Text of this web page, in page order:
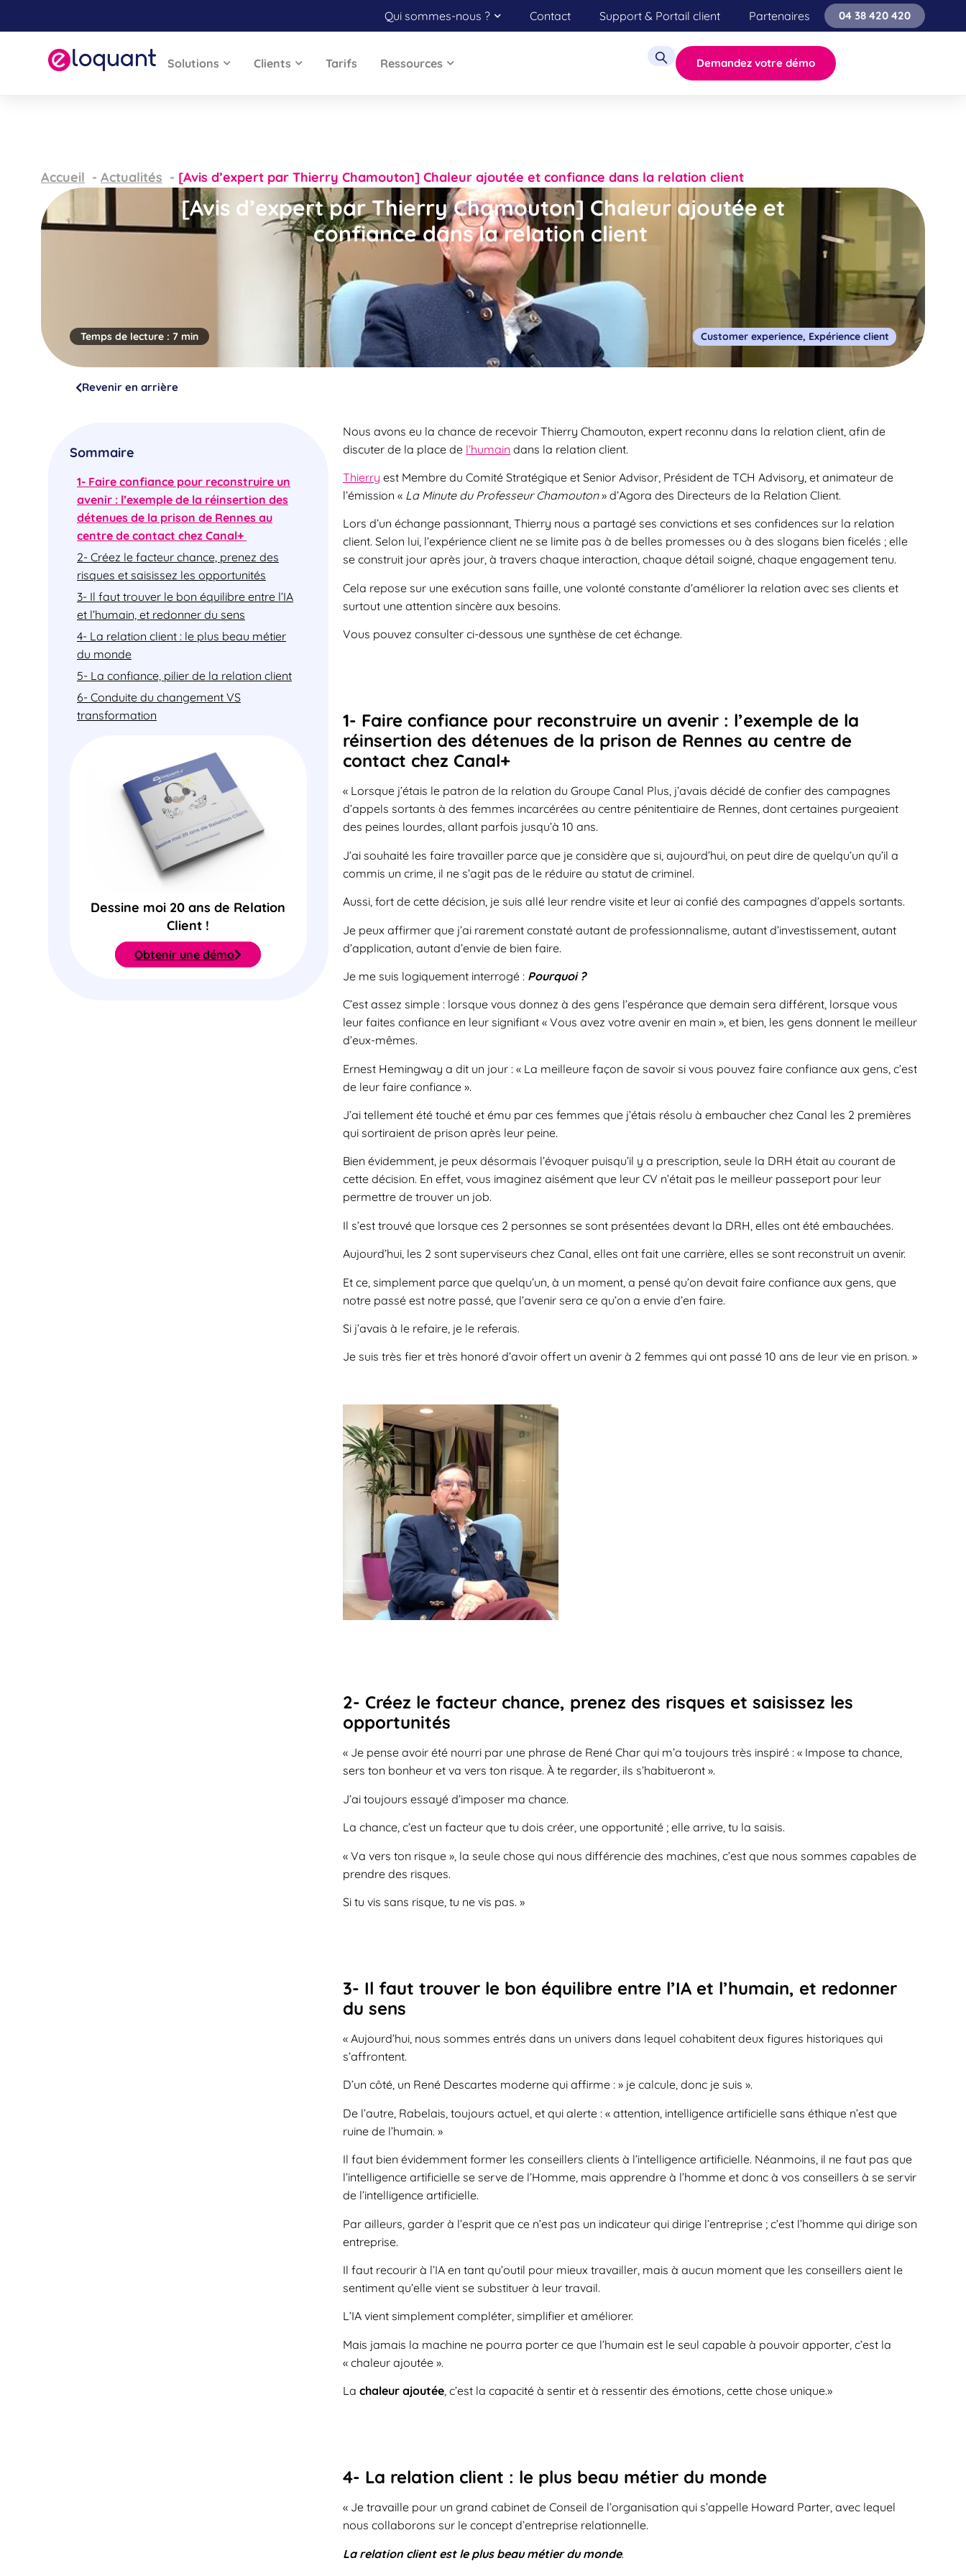
Qui sommes-nous ? Contact Support & Portail client Partenaires 04 38 420 420
Solutions Clients Tarifs Ressources Demandez votre démo
Accueil Actualités [Avis d’expert par Thierry Chamouton] Chaleur ajoutée et confiance dans la relation client
[Avis d’expert par Thierry Chamouton] Chaleur ajoutée et
confiance dans la relation client
Temps de lecture : 7 min Customer experience, Expérience client
Revenir en arrière
Sommaire
1- Faire confiance pour reconstruire un
avenir : l’exemple de la réinsertion des
détenues de la prison de Rennes au
centre de contact chez Canal+
2- Créez le facteur chance, prenez des
risques et saisissez les opportunités
3- Il faut trouver le bon équilibre entre l’IA
et l’humain, et redonner du sens
4- La relation client : le plus beau métier
du monde
5- La confiance, pilier de la relation client
6- Conduite du changement VS
transformation
Dessine moi 20 ans de Relation
Client !
Obtenir une démo
Nous avons eu la chance de recevoir Thierry Chamouton, expert reconnu dans la relation client, afin de
discuter de la place de l’humain dans la relation client.
Thierry est Membre du Comité Stratégique et Senior Advisor, Président de TCH Advisory, et animateur de
l’émission « La Minute du Professeur Chamouton» d’Agora des Directeurs de la Relation Client.
Lors d’un échange passionnant, Thierry nous a partagé ses convictions et ses confidences sur la relation
client. Selon lui, l’expérience client ne se limite pas à de belles promesses ou à des slogans bien ficelés ; elle
se construit jour après jour, à travers chaque interaction, chaque détail soigné, chaque engagement tenu.
Cela repose sur une exécution sans faille, une volonté constante d’améliorer la relation avec ses clients et
surtout une attention sincère aux besoins.
Vous pouvez consulter ci-dessous une synthèse de cet échange.
1- Faire confiance pour reconstruire un avenir : l’exemple de la
réinsertion des détenues de la prison de Rennes au centre de
contact chez Canal+
« Lorsque j’étais le patron de la relation du Groupe Canal Plus, j’avais décidé de confier des campagnes
d’appels sortants à des femmes incarcérées au centre pénitentiaire de Rennes, dont certaines purgeaient
des peines lourdes, allant parfois jusqu’à 10 ans.
J’ai souhaité les faire travailler parce que je considère que si, aujourd’hui, on peut dire de quelqu’un qu’il a
commis un crime, il ne s’agit pas de le réduire au statut de criminel.
Aussi, fort de cette décision, je suis allé leur rendre visite et leur ai confié des campagnes d’appels sortants.
Je peux affirmer que j’ai rarement constaté autant de professionnalisme, autant d’investissement, autant
d’application, autant d’envie de bien faire.
Je me suis logiquement interrogé : Pourquoi ?
C’est assez simple : lorsque vous donnez à des gens l’espérance que demain sera différent, lorsque vous
leur faites confiance en leur signifiant « Vous avez votre avenir en main », et bien, les gens donnent le meilleur
d’eux-mêmes.
Ernest Hemingway a dit un jour : « La meilleure façon de savoir si vous pouvez faire confiance aux gens, c’est
de leur faire confiance ».
J’ai tellement été touché et ému par ces femmes que j’étais résolu à embaucher chez Canal les 2 premières
qui sortiraient de prison après leur peine.
Bien évidemment, je peux désormais l’évoquer puisqu’il y a prescription, seule la DRH était au courant de
cette décision. En effet, vous imaginez aisément que leur CV n’était pas le meilleur passeport pour leur
permettre de trouver un job.
Il s’est trouvé que lorsque ces 2 personnes se sont présentées devant la DRH, elles ont été embauchées.
Aujourd’hui, les 2 sont superviseurs chez Canal, elles ont fait une carrière, elles se sont reconstruit un avenir.
Et ce, simplement parce que quelqu’un, à un moment, a pensé qu’on devait faire confiance aux gens, que
notre passé est notre passé, que l’avenir sera ce qu’on a envie d’en faire.
Si j’avais à le refaire, je le referais.
Je suis très fier et très honoré d’avoir offert un avenir à 2 femmes qui ont passé 10 ans de leur vie en prison. »
2- Créez le facteur chance, prenez des risques et saisissez les
opportunités
« Je pense avoir été nourri par une phrase de René Char qui m’a toujours très inspiré : « Impose ta chance,
sers ton bonheur et va vers ton risque. À te regarder, ils s’habitueront ».
J’ai toujours essayé d’imposer ma chance.
La chance, c’est un facteur que tu dois créer, une opportunité ; elle arrive, tu la saisis.
« Va vers ton risque », la seule chose qui nous différencie des machines, c’est que nous sommes capables de
prendre des risques.
Si tu vis sans risque, tu ne vis pas. »
3- Il faut trouver le bon équilibre entre l’IA et l’humain, et redonner
du sens
« Aujourd’hui, nous sommes entrés dans un univers dans lequel cohabitent deux figures historiques qui
s’affrontent.
D’un côté, un René Descartes moderne qui affirme : » je calcule, donc je suis ».
De l’autre, Rabelais, toujours actuel, et qui alerte : « attention, intelligence artificielle sans éthique n’est que
ruine de l’humain. »
Il faut bien évidemment former les conseillers clients à l’intelligence artificielle. Néanmoins, il ne faut pas que
l’intelligence artificielle se serve de l’Homme, mais apprendre à l’homme et donc à vos conseillers à se servir
de l’intelligence artificielle.
Par ailleurs, garder à l’esprit que ce n’est pas un indicateur qui dirige l’entreprise ; c’est l’homme qui dirige son
entreprise.
Il faut recourir à l’IA en tant qu’outil pour mieux travailler, mais à aucun moment que les conseillers aient le
sentiment qu’elle vient se substituer à leur travail.
L’IA vient simplement compléter, simplifier et améliorer.
Mais jamais la machine ne pourra porter ce que l’humain est le seul capable à pouvoir apporter, c’est la
« chaleur ajoutée ».
La chaleur ajoutée, c’est la capacité à sentir et à ressentir des émotions, cette chose unique.»
4- La relation client : le plus beau métier du monde
« Je travaille pour un grand cabinet de Conseil de l’organisation qui s’appelle Howard Parter, avec lequel
nous collaborons sur le concept d’entreprise relationnelle.
La relation client est le plus beau métier du monde.